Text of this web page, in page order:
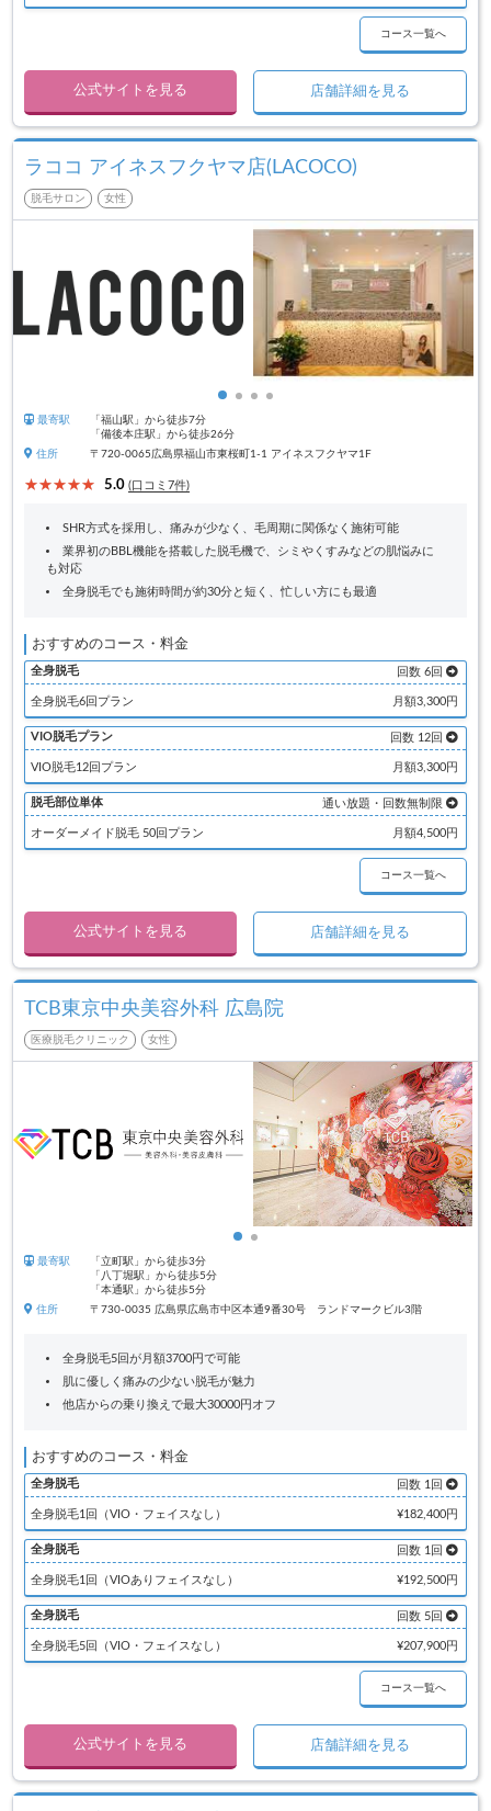
コース一覧へ
公式サイトを見る 店舗詳細を見る
ラココ アイネスフクヤマ店(LACOCO)
脱毛サロン 女性
最寄駅
「福山駅」から徒歩7分
「備後本庄駅」から徒歩26分
住所
〒720-0065広島県福山市東桜町1-1 アイネスフクヤマ1F
5.0 (口コミ7件)
SHR方式を採用し、痛みが少なく、毛周期に関係なく施術可能
業界初のBBL機能を搭載した脱毛機で、シミやくすみなどの肌悩みに
も対応
全身脱毛でも施術時間が約30分と短く、忙しい方にも最適
おすすめのコース・料金
全身脱毛 回数 6回
全身脱毛6回プラン 月額3,300円
VIO脱毛プラン 回数 12回
VIO脱毛12回プラン 月額3,300円
脱毛部位単体 通い放題・回数無制限
オーダーメイド脱毛 50回プラン 月額4,500円
コース一覧へ
公式サイトを見る 店舗詳細を見る
TCB東京中央美容外科 広島院
医療脱毛クリニック 女性
最寄駅
「立町駅」から徒歩3分
「八丁堀駅」から徒歩5分
「本通駅」から徒歩5分
住所
〒730-0035 広島県広島市中区本通9番30号 ランドマークビル3階
全身脱毛5回が月額3700円で可能
肌に優しく痛みの少ない脱毛が魅力
他店からの乗り換えで最大30000円オフ
おすすめのコース・料金
全身脱毛 回数 1回
全身脱毛1回（VIO・フェイスなし） ¥182,400円
全身脱毛 回数 1回
全身脱毛1回（VIOありフェイスなし） ¥192,500円
全身脱毛 回数 5回
全身脱毛5回（VIO・フェイスなし） ¥207,900円
コース一覧へ
公式サイトを見る 店舗詳細を見る